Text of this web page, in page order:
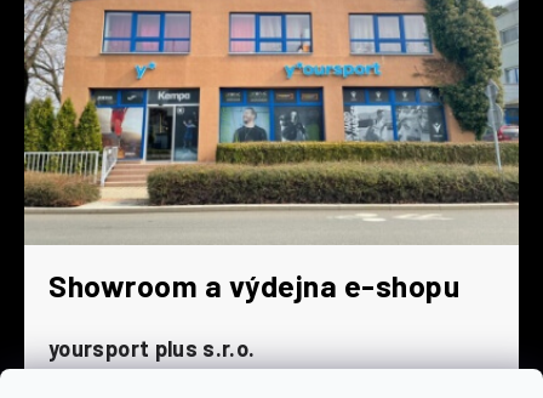
Showroom a výdejna e-shopu
yoursport plus s.r.o.
Dyjská 845/4